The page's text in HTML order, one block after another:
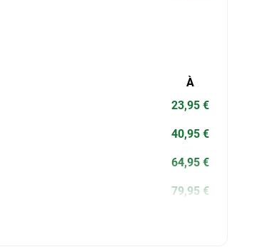
À
23,95 €
40,95 €
64,95 €
79,95 €